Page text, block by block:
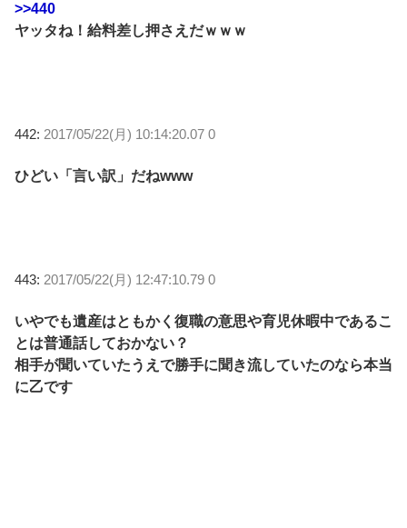
>>440
ヤッタね！給料差し押さえだｗｗｗ
442: 2017/05/22(月) 10:14:20.07 0
ひどい「言い訳」だねwww
443: 2017/05/22(月) 12:47:10.79 0
いやでも遺産はともかく復職の意思や育児休暇中であるこ
とは普通話しておかない？
相手が聞いていたうえで勝手に聞き流していたのなら本当
に乙です